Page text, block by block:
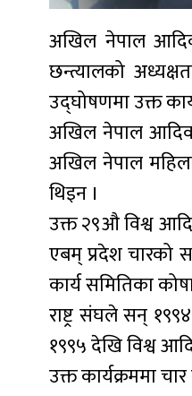
अखिल नेपाल
छन्त्यालको
उद्घोषणमा उक्त
अखिल नेपाल
अखिल नेपाल
थिइन ।
उक्त २९औ विश्व
एबम् प्रदेश चारको
कार्य समितिका
राष्ट्र संघले सन्
१९९५ देखि विश्व
उक्त कार्यक्रममा